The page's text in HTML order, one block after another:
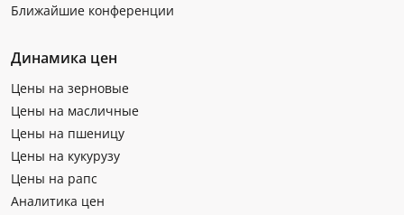
Ближайшие конференции
Динамика цен
Цены на зерновые
Цены на масличные
Цены на пшеницу
Цены на кукурузу
Цены на рапс
Аналитика цен